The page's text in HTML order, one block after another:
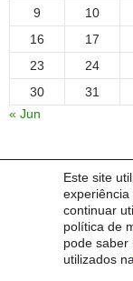
Este site
experiência
continuar
política de
pode saber
utilizados na
9
10
16
17
23
24
30
31
« Jun
Português